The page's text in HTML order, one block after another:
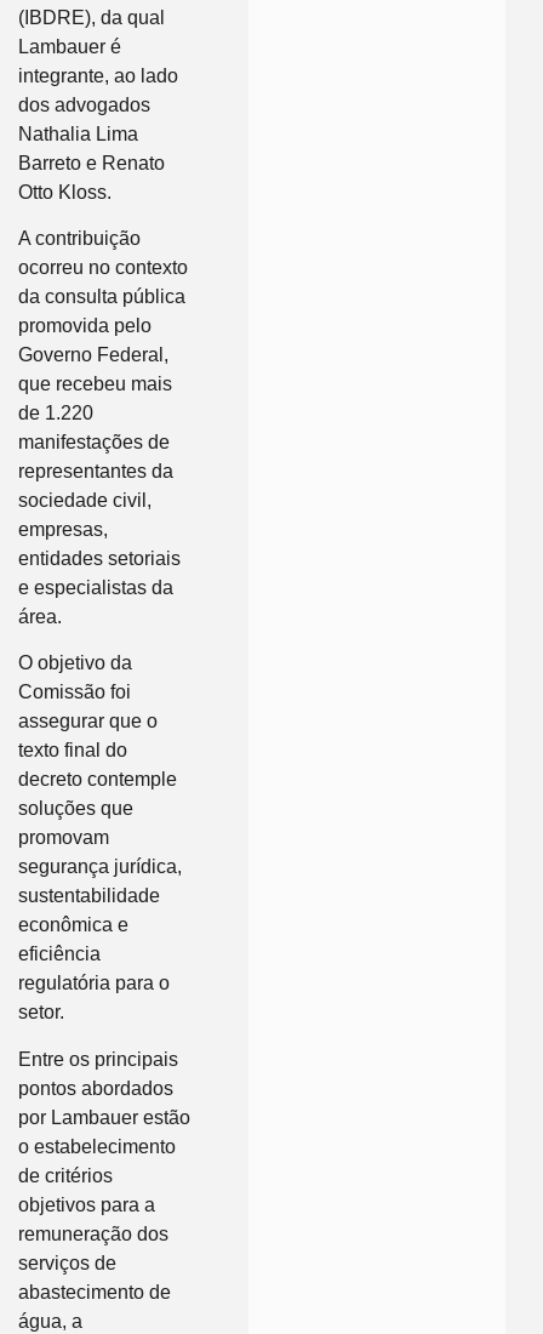
(IBDRE), da qual
Lambauer é
integrante, ao lado
dos advogados
Nathalia Lima
Barreto e Renato
Otto Kloss.
A contribuição
ocorreu no contexto
da consulta pública
promovida pelo
Governo Federal,
que recebeu mais
de 1.220
manifestações de
representantes da
sociedade civil,
empresas,
entidades setoriais
e especialistas da
área.
O objetivo da
Comissão foi
assegurar que o
texto final do
decreto contemple
soluções que
promovam
segurança jurídica,
sustentabilidade
econômica e
eficiência
regulatória para o
setor.
Entre os principais
pontos abordados
por Lambauer estão
o estabelecimento
de critérios
objetivos para a
remuneração dos
serviços de
abastecimento de
água, a